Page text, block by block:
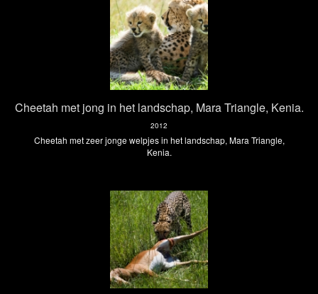
Cheetah met jong in het landschap, Mara Triangle, Kenia.
2012
Cheetah met zeer jonge welpjes in het landschap, Mara Triangle,
Kenia.